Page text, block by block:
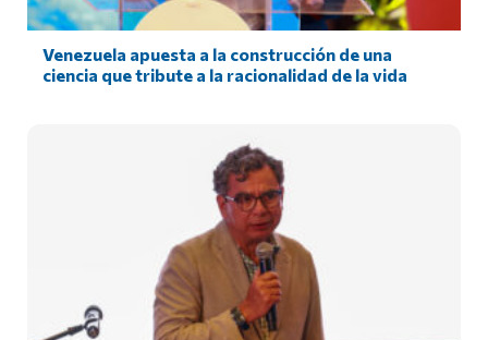
Venezuela apuesta a la construcción de una
ciencia que tribute a la racionalidad de la vida